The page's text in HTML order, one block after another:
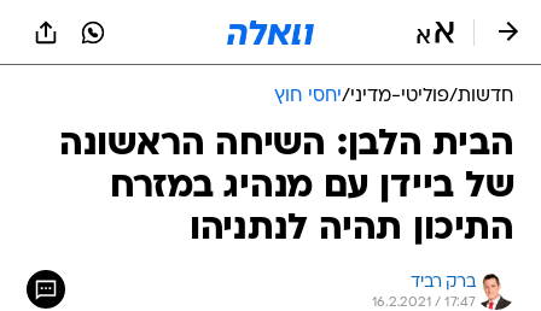
חדשות/פוליטי-מדיני/יחסי חוץ
הבית הלבן: השיחה הראשונה
של ביידן עם מנהיג במזרח
התיכון תהיה לנתניהו
ברק רביד
16.2.2021 / 17:47